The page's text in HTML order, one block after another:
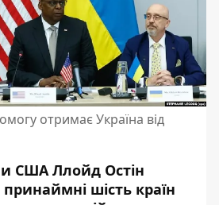
отримає Україна від
СШАЛлойд Остін
шість країн